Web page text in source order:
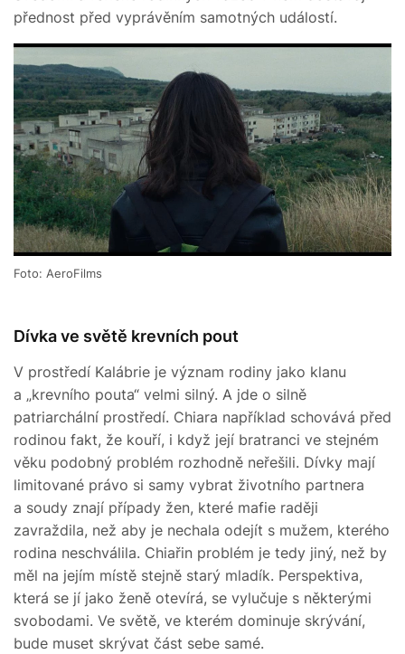
přednost před vyprávěním samotných událostí.
Foto: AeroFilms
Dívka ve světě krevních pout
V prostředí Kalábrie je význam rodiny jako klanu
a „krevního pouta“ velmi silný. A jde o silně
patriarchální prostředí. Chiara například schovává před
rodinou fakt, že kouří, i když její bratranci ve stejném
věku podobný problém rozhodně neřešili. Dívky mají
limitované právo si samy vybrat životního partnera
a soudy znají případy žen, které mafie raději
zavraždila, než aby je nechala odejít s mužem, kterého
rodina neschválila. Chiařin problém je tedy jiný, než by
měl na jejím místě stejně starý mladík. Perspektiva,
která se jí jako ženě otevírá, se vylučuje s některými
svobodami. Ve světě, ve kterém dominuje skrývání,
bude muset skrývat část sebe samé.